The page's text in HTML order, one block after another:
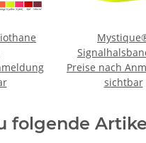
Preise nach
sichtbar
folgende